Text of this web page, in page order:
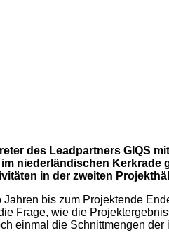
des Leadpartners GIQS
im niederländischen Kerkrade
in der zweiten
bis zum Projektende
Frage, wie die
einmal die Schnittmengen